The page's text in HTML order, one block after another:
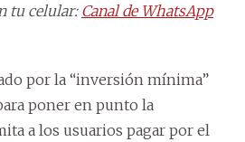
tu celular: Canal de WhatsApp
por la “inversión mínima”
poner en punto la
a los usuarios pagar por el